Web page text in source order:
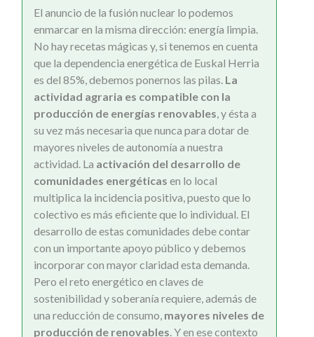
El anuncio de la fusión nuclear lo podemos
enmarcar en la misma dirección: energía limpia.
No hay recetas mágicas y, si tenemos en cuenta
que la dependencia energética de Euskal Herria
es del 85%, debemos ponernos las pilas. La
actividad agraria es compatible con la
producción de energías renovables , y ésta a
su vez más necesaria que nunca para dotar de
mayores niveles de autonomía a nuestra
actividad. La activación del desarrollo de
comunidades energéticas en lo local
multiplica la incidencia positiva, puesto que lo
colectivo es más eficiente que lo individual. El
desarrollo de estas comunidades debe contar
con un importante apoyo público y debemos
incorporar con mayor claridad esta demanda.
Pero el reto energético en claves de
sostenibilidad y soberanía requiere, además de
una reducción de consumo, mayores niveles de
producción de renovables . Y en ese contexto